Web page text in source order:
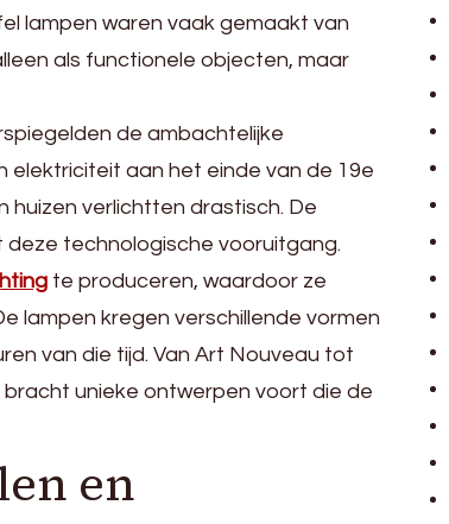
lampen waren vaak gemaakt van
als functionele objecten, maar
de ambachtelijke
elektriciteit aan het einde van de 19e
huizen verlichtten drastisch. De
technologische vooruitgang.
te produceren, waardoor ze
lampen kregen verschillende vormen
van die tijd. Van Art Nouveau tot
bracht unieke ontwerpen voort die de
en